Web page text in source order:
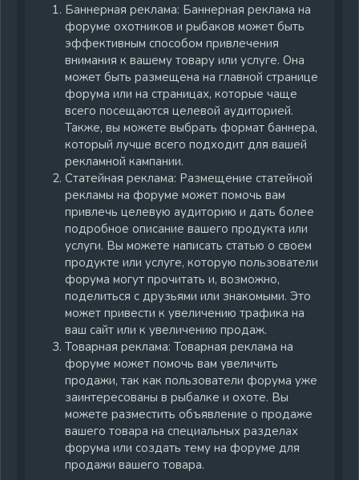
Баннерная реклама: Баннерная реклама на
форуме охотников и рыбаков может быть
эффективным способом привлечения
внимания к вашему товару или услуге. Она
может быть размещена на главной странице
форума или на страницах, которые чаще
всего посещаются целевой аудиторией.
Также, вы можете выбрать формат баннера,
который лучше всего подходит для вашей
рекламной кампании.
Статейная реклама: Размещение статейной
рекламы на форуме может помочь вам
привлечь целевую аудиторию и дать более
подробное описание вашего продукта или
услуги. Вы можете написать статью о своем
продукте или услуге, которую пользователи
форума могут прочитать и, возможно,
поделиться с друзьями или знакомыми. Это
может привести к увеличению трафика на
ваш сайт или к увеличению продаж.
Товарная реклама: Товарная реклама на
форуме может помочь вам увеличить
продажи, так как пользователи форума уже
заинтересованы в рыбалке и охоте. Вы
можете разместить объявление о продаже
вашего товара на специальных разделах
форума или создать тему на форуме для
продажи вашего товара.